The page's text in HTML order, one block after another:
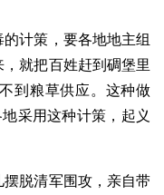
计策，要各地地主组
就把百姓赶到碉堡里
到粮草供应。这种做
采用这种计策，起义
脱清军围攻，亲自带